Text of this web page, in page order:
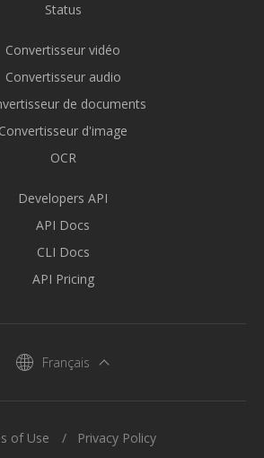
Status
Convertisseur vidéo
Convertisseur audio
de documents
Convertisseur d'image
OCR
Developers API
API Docs
CLI Docs
API Pricing
Français
of Use Privacy Policy